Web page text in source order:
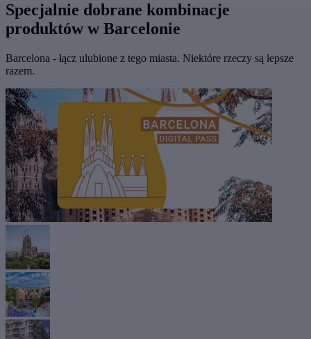
Specjalnie dobrane kombinacje
produktów w Barcelonie
Barcelona - łącz ulubione z tego miasta. Niektóre rzeczy są lepsze
razem.